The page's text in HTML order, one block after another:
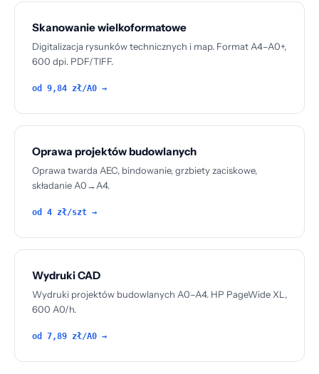
Skanowanie wielkoformatowe
Digitalizacja rysunków technicznych i map. Format A4–A0+,
600 dpi. PDF/TIFF.
od 9,84 zł/A0 →
Oprawa projektów budowlanych
Oprawa twarda AEC, bindowanie, grzbiety zaciskowe,
składanie A0→A4.
od 4 zł/szt →
Wydruki CAD
Wydruki projektów budowlanych A0–A4. HP PageWide XL,
600 A0/h.
od 7,89 zł/A0 →